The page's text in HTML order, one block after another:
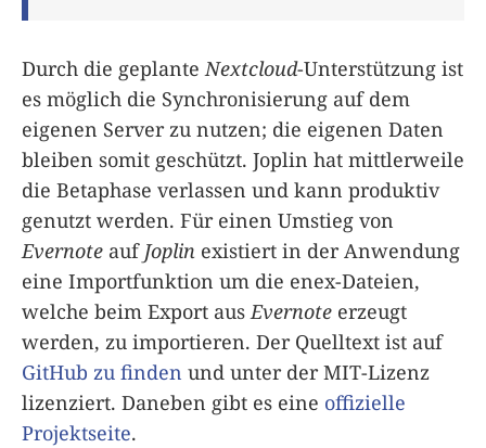
Durch die geplanteNextcloud-Unterstützung ist
es möglich die Synchronisierung auf dem
eigenen Server zu nutzen; die eigenen Daten
bleiben somit geschützt. Joplin hat mittlerweile
die Betaphase verlassen und kann produktiv
genutzt werden. Für einen Umstieg von
Evernote auf Joplin existiert in der Anwendung
eine Importfunktion um die enex-Dateien,
welche beim Export ausEvernote erzeugt
werden, zu importieren. Der Quelltext ist auf
GitHub zu finden und unter der MIT-Lizenz
lizenziert. Daneben gibt es eine offizielle
Projektseite.